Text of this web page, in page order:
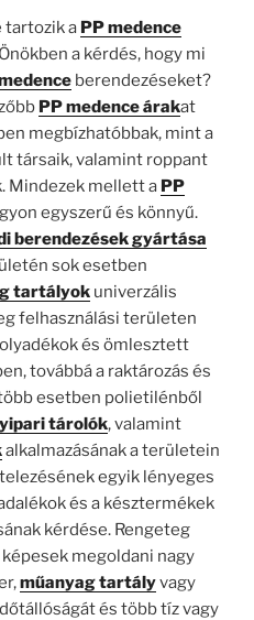
tartozik a PP medence
a kérdés, hogy mi
berendezéseket?
PP medence árakat
megbízhatóbbak, mint a
társaik, valamint roppant
Mindezek mellett a PP
egyszerű és könnyű.
berendezések gyártása
sok esetben
tartályok univerzális
felhasználási területen
és ömlesztett
továbbá a raktározás és
esetben polietilénből
tárolók, valamint
alkalmazásának a területein
egyik lényeges
és a késztermékek
kérdése. Rengeteg
megoldani nagy
műanyag tartályvagy
és több tíz vagy